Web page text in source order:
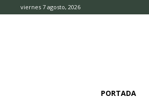
viernes 7 agosto, 2026
PORTADA